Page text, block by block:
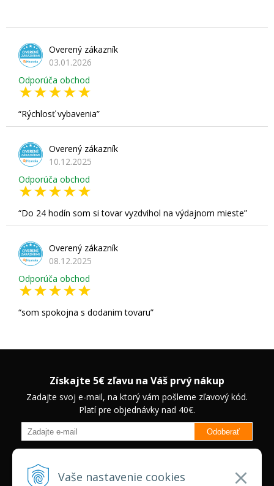
Vaše nastavenie cookies
Overený zákazník
03.01.2026
Odporúča obchod
Rýchlosť vybavenia
Overený zákazník
10.12.2025
Odporúča obchod
Do 24 hodín som si tovar vyzdvihol na výdajnom mieste
Overený zákazník
08.12.2025
Odporúča obchod
som spokojna s dodanim tovaru
Získajte 5€ zľavu na Váš prvý nákup
Zadajte svoj e-mail, na ktorý vám pošleme zľavový kód.
Platí pre objednávky nad 40€.
Odoberať
zľavách na vybrané produkty.
Neplatí pre Veľkoobchodných
zákazníkov.